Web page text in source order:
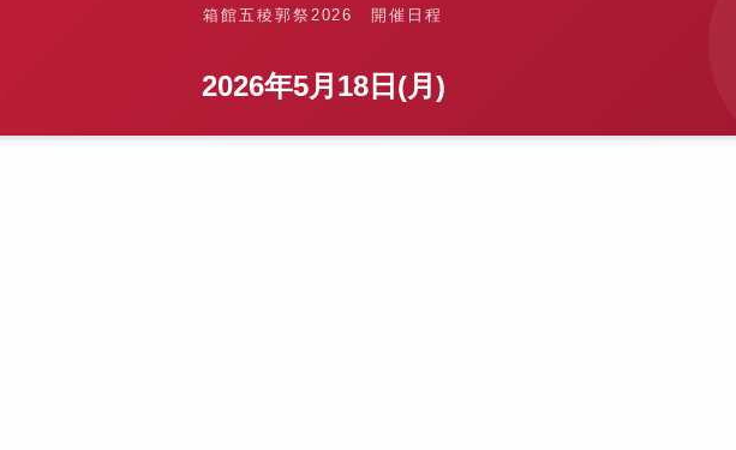
箱館五稜郭祭2026 開催日程
2026年5月18日(月)